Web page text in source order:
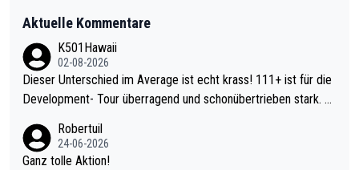
Aktuelle Kommentare
K501Hawaii
02-08-2026
Dieser Unterschied im Average ist echt krass! 111+ ist für die
Development- Tour überragend und schonübertrieben stark. U
mal 40+ erst recht. Da gewinnst keinen Blumentopf - ist ja noc
h krasser wie ein Pokalspiel eines Kreisligisten vs einem Bund
Robertuil
24-06-2026
Ganz tolle Aktion!